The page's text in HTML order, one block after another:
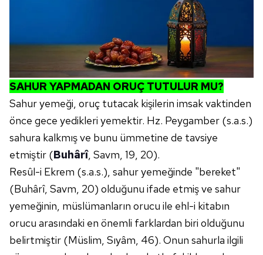
SAHUR YAPMADAN ORUÇ TUTULUR MU?
Sahur yemeği, oruç tutacak kişilerin imsak vaktinden
önce gece yedikleri yemektir. Hz. Peygamber (s.a.s.)
sahura kalkmış ve bunu ümmetine de tavsiye
etmiştir (Buhârî, Savm, 19, 20).
Resûl-i Ekrem (s.a.s.), sahur yemeğinde "bereket"
(Buhârî, Savm, 20) olduğunu ifade etmiş ve sahur
yemeğinin, müslümanların orucu ile ehl-i kitabın
orucu arasındaki en önemli farklardan biri olduğunu
belirtmiştir (Müslim, Sıyâm, 46). Onun sahurla ilgili